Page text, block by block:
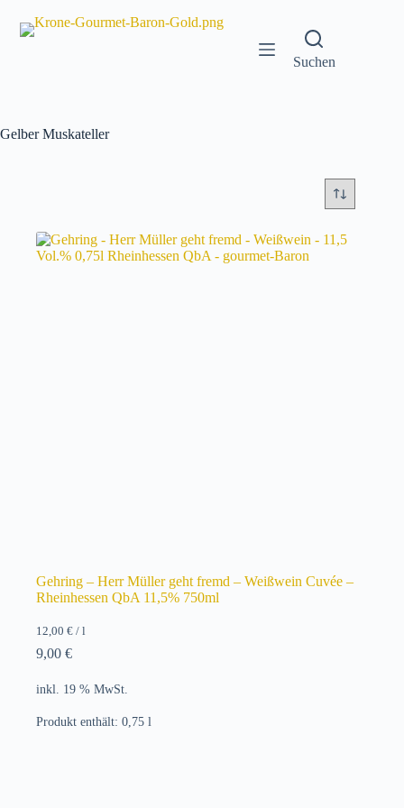
Inhalt
springen
Suchen
Gelber Muskateller
Gehring – Herr Müller geht fremd – Weißwein Cuvée –
Rheinhessen QbA 11,5% 750ml
12,00 € / l
9,00 €
inkl. 19 % MwSt.
Produkt enthält: 0,75 l